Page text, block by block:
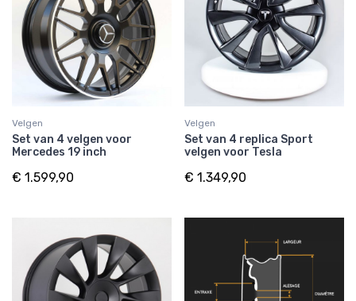
Velgen
Set van 4 velgen voor
Mercedes 19 inch
€ 1.599,90
Velgen
Set van 4 replica Sport
velgen voor Tesla
€ 1.349,90